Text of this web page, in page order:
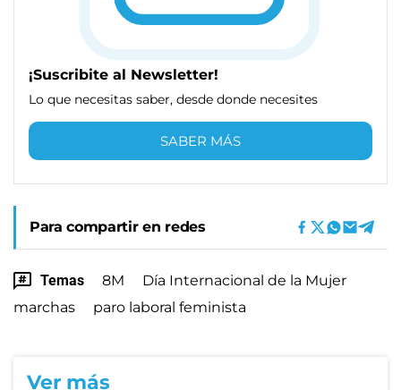
¡Suscribite al Newsletter!
Lo que necesitas saber, desde donde necesites
SABER MÁS
Para compartir en redes
Temas 8M
Día Internacional de la Mujer
marchas
paro laboral feminista
Ver más